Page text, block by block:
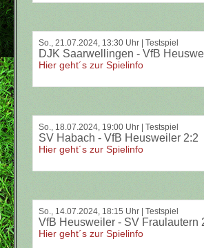
So., 21.07.2024, 13:30 Uhr | Testspiel
DJK Saarwellingen - VfB
Hier geht´s zur Spielinfo
So., 18.07.2024, 19:00 Uhr | Testspiel
SV Habach - VfB Heusweiler 2:2
Hier geht´s zur Spielinfo
So., 14.07.2024, 18:15 Uhr | Testspiel
VfB Heusweiler - SV Fraulautern
Hier geht´s zur Spielinfo